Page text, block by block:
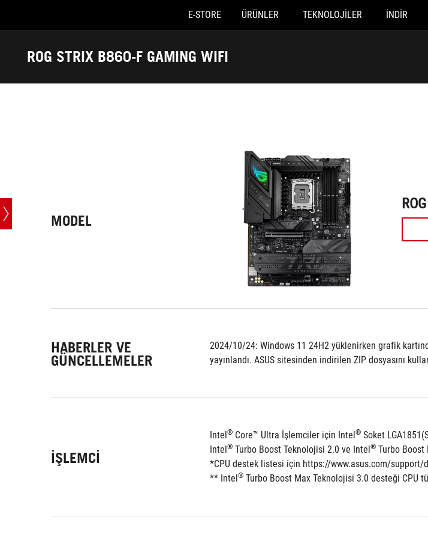
Accessibility links
E-STORE ÜRÜNLER TEKNOLOJILER İNDIR
ROG STRIX B860-F GAMING WIFI
Teknik
MODEL
HABERLER VE
GÜNCELLEMELER
2024/10/24: Windows 11 24H2 yüklenirken grafik
yayınlandı. ASUS sitesinden indirilen ZIP dosyasını
İŞLEMCI
Intel® Core™ Ultra İşlemciler için Intel® Soket
Intel® Turbo Boost Teknolojisi 2.0 ve Intel® Turbo
*CPU destek listesi için https://www.asus.com/support/
** Intel® Turbo Boost Max Teknolojisi 3.0 desteği CPU
ROG STRIX B860-F GAMING WIFI